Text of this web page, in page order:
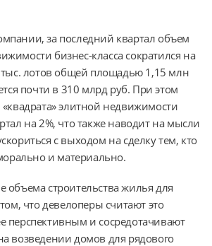
за последний квартал объем
бизнес-класса сократился на
тыс. лотов общей площадью 1,15 млн
почти в 310 млрд руб. При этом
«квадрата» элитной недвижимости
на 2%, что также наводит на мысли
с выходом на сделку тем, кто
и материально.
объема строительства жилья для
что девелоперы считают это
перспективным и сосредотачивают
возведении домов для рядового